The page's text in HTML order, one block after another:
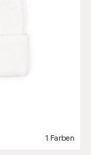
1 Farben